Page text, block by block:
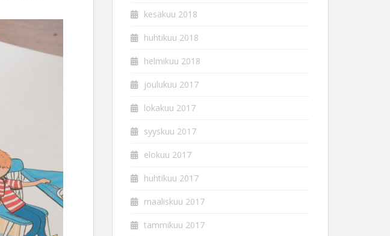
kesäkuu 2018
huhtikuu 2018
helmikuu 2018
joulukuu 2017
lokakuu 2017
syyskuu 2017
elokuu 2017
huhtikuu 2017
maaliskuu 2017
tammikuu 2017